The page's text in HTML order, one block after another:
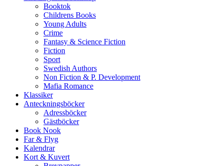
Booktok
Childrens Books
Young Adults
Crime
Fantasy & Science Fiction
Fiction
Sport
Swedish Authors
Non Fiction & P. Development
Mafia Romance
Klassiker
Anteckningsböcker
Adressböcker
Gästböcker
Book Nook
Far & Flyg
Kalendrar
Kort & Kuvert